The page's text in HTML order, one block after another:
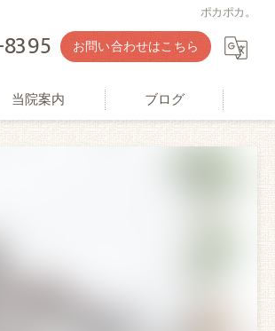
ポカポカ。
お問い合わせはこちら
当院案内 ブログ